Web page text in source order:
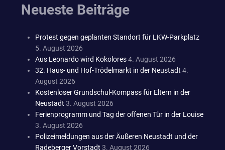
Neueste Beiträge
Protest gegen geplanten Standort für LKW-Parkplatz
5. August 2026
Aus Leonardo wird Kokolores4. August 2026
32. Haus- und Hof-Trödelmarkt in der Neustadt 4.
August 2026
Kostenloser Grundschul-Kompass für Eltern in der
Neustadt 3. August 2026
Ferienprogramm und Tag der offenen Tür in der Louise
3. August 2026
Polizeimeldungen aus der Äußeren Neustadt und der
Radeberger Vorstadt 3. August 2026